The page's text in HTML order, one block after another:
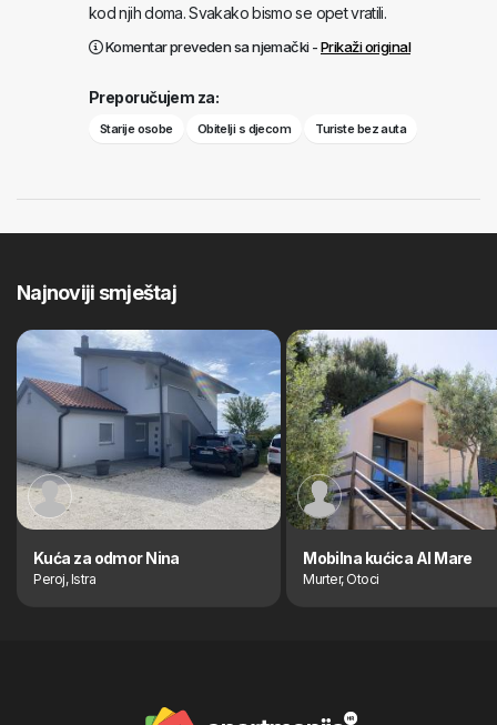
kod njih doma. Svakako bismo se opet vratili.
Komentar preveden sa njemački -Prikaži original
Preporučujem za:
Starije osobe Obitelji s djecom Turiste bez auta
Najnoviji smještaj
Kuća za odmor Nina
Peroj, Istra
Mobilna kućica Al Mare
Murter, Otoci